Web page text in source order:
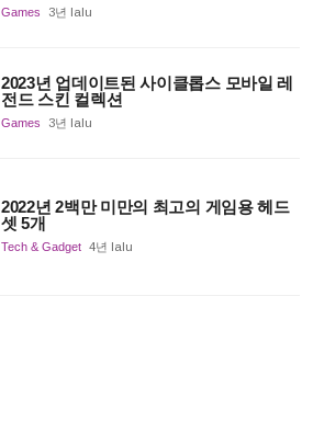
Games 3년 lalu
2023년 업데이트된 사이클롭스 모바일 레
전드 스킨 컬렉션
Games 3년 lalu
2022년 2백만 미만의 최고의 게임용 헤드
셋 5개
Tech & Gadget 4년 lalu